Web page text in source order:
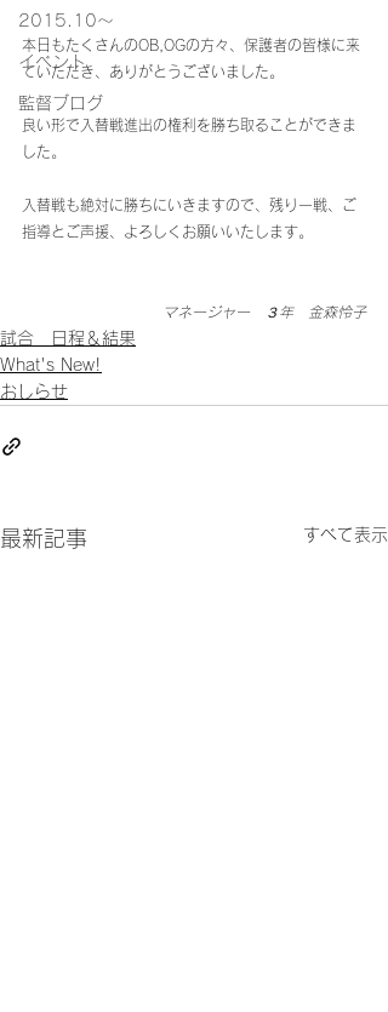
2015.10～
イベント
監督ブログ
本日もたくさんのOB,OGの方々、保護者の皆様に来
ていただき、ありがとうございました。
良い形で入替戦進出の権利を勝ち取ることができま
した。
入替戦も絶対に勝ちにいきますので、残り一戦、ご
指導とご声援、よろしくお願いいたします。
マネージャー　３年　金森怜子
試合 日程＆結果
What's New!
おしらせ
最新記事 すべて表示